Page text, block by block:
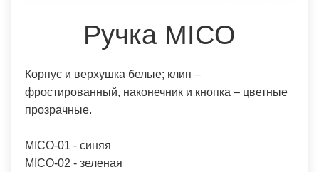
Ручка MICO
Корпус и верхушка белые; клип –
фростированный, наконечник и кнопка – цветные
прозрачные.
MICO-01 - синяя
MICO-02 - зеленая